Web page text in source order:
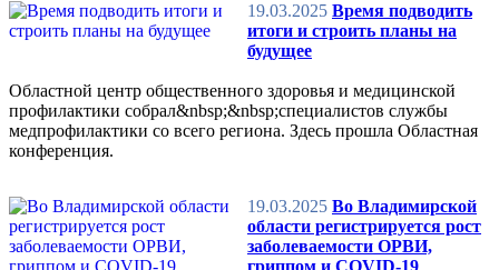
19.03.2025 Время подводить
итоги и строить планы на
будущее
Областной центр общественного здоровья и медицинской
профилактики собрал&nbsp;&nbsp;специалистов службы
медпрофилактики со всего региона. Здесь прошла Областная
конференция.
19.03.2025 Во Владимирской
области регистрируется рост
заболеваемости ОРВИ,
гриппом и COVID-19